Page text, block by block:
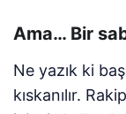
Ama… Bir
Ne yazık ki
kıskanılır.